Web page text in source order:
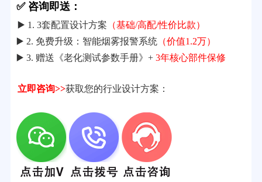
✅ 咨询即送：
▶️ 1. 3套配置设计方案 （基础/高配/性价比款）
▶️ 2. 免费升级：智能烟雾报警系统（价值1.2万）
▶️ 3. 赠送《老化测试参数手册》+ 3年核心部件保修
立即咨询>>获取您的行业设计方案：